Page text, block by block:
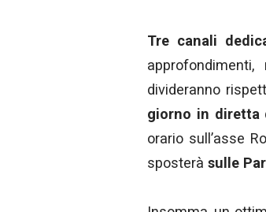
Tre canali
divideranno
giorno in diretta
orario sull’asse
sposterà sulle